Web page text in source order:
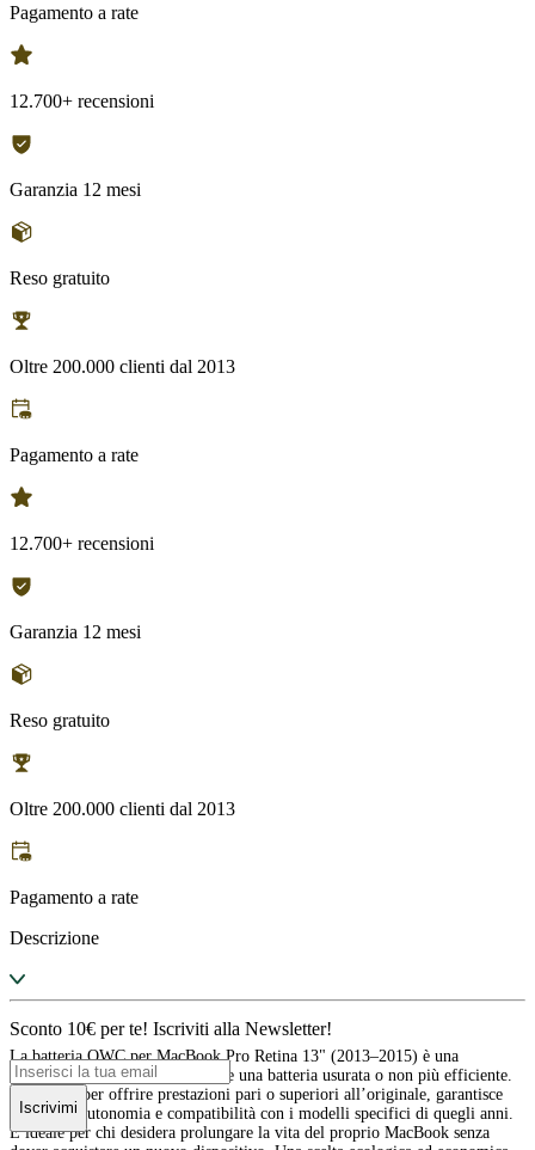
Pagamento a rate
12.700+ recensioni
Garanzia 12 mesi
Reso gratuito
Oltre 200.000 clienti dal 2013
Pagamento a rate
12.700+ recensioni
Garanzia 12 mesi
Reso gratuito
Oltre 200.000 clienti dal 2013
Pagamento a rate
Descrizione
La batteria OWC per MacBook Pro Retina 13" (2013–2015) è una
soluzione affidabile per sostituire una batteria usurata o non più efficiente.
Progettata per offrire prestazioni pari o superiori all’originale, garantisce
un’ottima autonomia e compatibilità con i modelli specifici di quegli anni.
È ideale per chi desidera prolungare la vita del proprio MacBook senza
Sconto 10€ per te! Iscriviti alla Newsletter!
Iscrivimi